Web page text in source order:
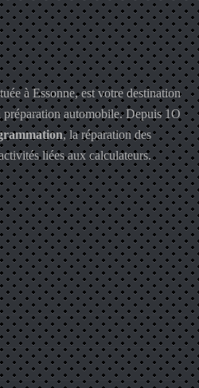
à Essonne, est votre destination
automobile. Depuis 1O
, la réparation des
liées aux calculateurs.